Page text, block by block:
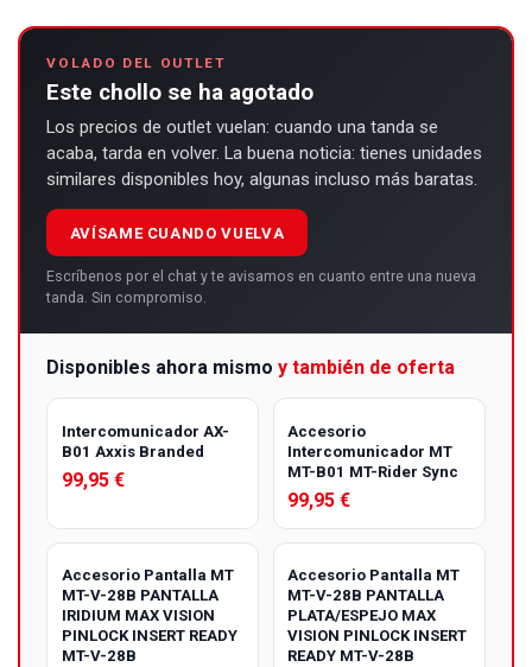
VOLADO DEL OUTLET
Este chollo se ha agotado
Los precios de outlet vuelan: cuando una tanda se
acaba, tarda en volver. La buena noticia: tienes unidades
similares disponibles hoy, algunas incluso más baratas.
AVÍSAME CUANDO VUELVA
Escríbenos por el chat y te avisamos en cuanto entre una nueva
tanda. Sin compromiso.
Disponibles ahora mismoy también de oferta
Intercomunicador AX-
B01 Axxis Branded
99,95 €
Accesorio
Intercomunicador MT
MT-B01 MT-Rider Sync
99,95 €
Accesorio Pantalla MT
MT-V-28B PANTALLA
IRIDIUM MAX VISION
PINLOCK INSERT READY
MT-V-28B
Accesorio Pantalla MT
MT-V-28B PANTALLA
PLATA/ESPEJO MAX
VISION PINLOCK INSERT
READY MT-V-28B